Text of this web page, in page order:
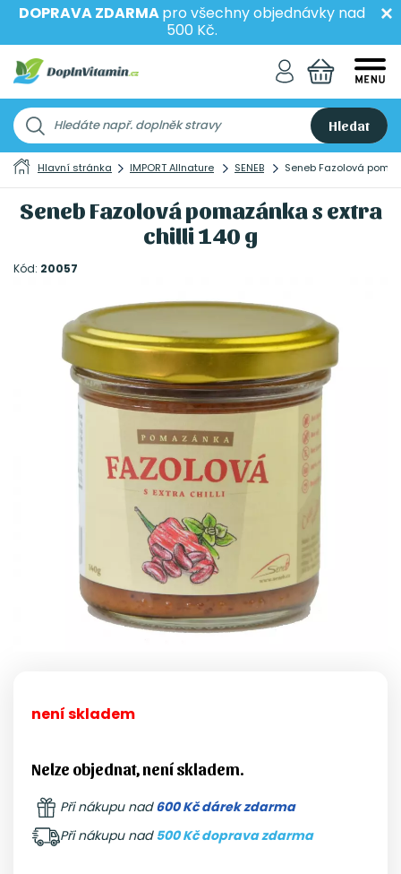
DOPRAVA ZDARMApro všechny objednávky nad
500 Kč.
Hledat
Hlavní stránka IMPORT Allnature SENEB Seneb Fazolová
Seneb Fazolová pomazánka s extra
chilli 140 g
Kód: 20057
není skladem
Nelze objednat, není skladem.
Při nákupu nad600 Kč dárek zdarma
Při nákupu nad 500 Kč doprava zdarma